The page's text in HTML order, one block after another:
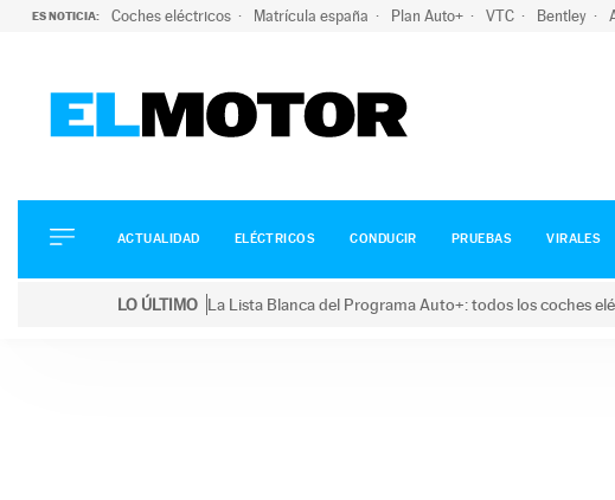
ES NOTICIA: Coches eléctricos Matrícula españa Plan Auto+ VTC Bentley
ELÉCTRICOS
CONDUCIR
ACTUALIDAD ELÉCTRICOS CONDUCIR PRUEBAS VIRALES
LO ÚLTIMO La Lista Blanca del Programa Auto+: todos los coches